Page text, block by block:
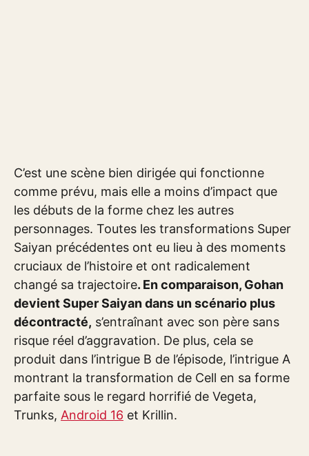
C’est une scène bien dirigée qui fonctionne
comme prévu, mais elle a moins d’impact que
les débuts de la forme chez les autres
personnages. Toutes les transformations Super
Saiyan précédentes ont eu lieu à des moments
cruciaux de l’histoire et ont radicalement
changé sa trajectoire. En comparaison, Gohan
devient Super Saiyan dans un scénario plus
décontracté, s’entraînant avec son père sans
risque réel d’aggravation. De plus, cela se
produit dans l’intrigue B de l’épisode, l’intrigue A
montrant la transformation de Cell en sa forme
parfaite sous le regard horrifié de Vegeta,
Trunks, Android 16 et Krillin.